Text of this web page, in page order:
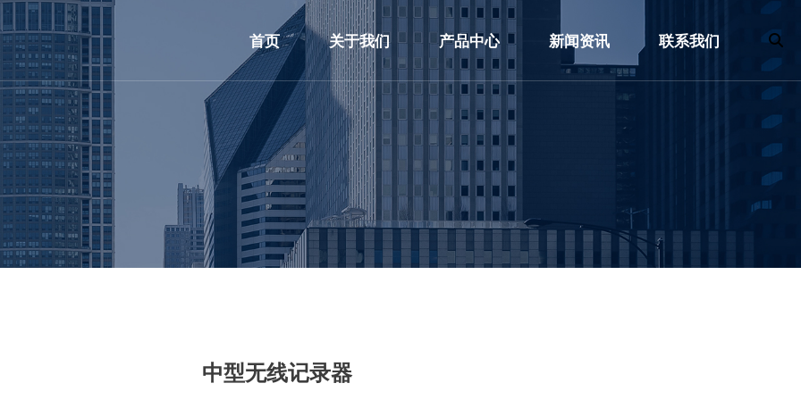
首页 关于我们 产品中心 新闻资讯 联系我们
中型无线记录器